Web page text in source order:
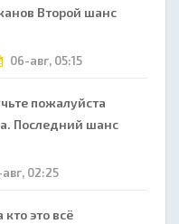
Второй шанс
06-авг, 05:15
пожалуйста
Последний шанс
02:25
это всё